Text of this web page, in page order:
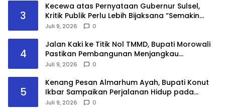
3
Kecewa atas Pernyataan Gubernur Sulsel,
Kritik Publik Perlu Lebih Bijaksana “Semakin
tanam Pisang, semakin saya tidak Kerjai”
Juli 9, 2026 0
4
Jalan Kaki ke Titik Nol TMMD, Bupati Morowali
Pastikan Pembangunan Menjangkau
Kepulauan
Juli 9, 2026 0
5
Kenang Pesan Almarhum Ayah, Bupati Konut
Ikbar Sampaikan Perjalanan Hidup pada
Sidang Promosi Doktor
Juli 9, 2026 0